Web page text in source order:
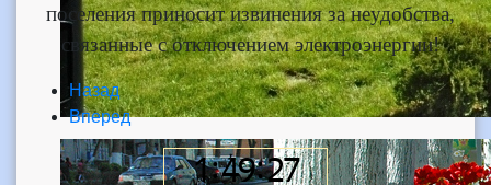
поселения приносит извинения за неудобства,
связанные с отключением электроэнергии!
Назад
Вперед